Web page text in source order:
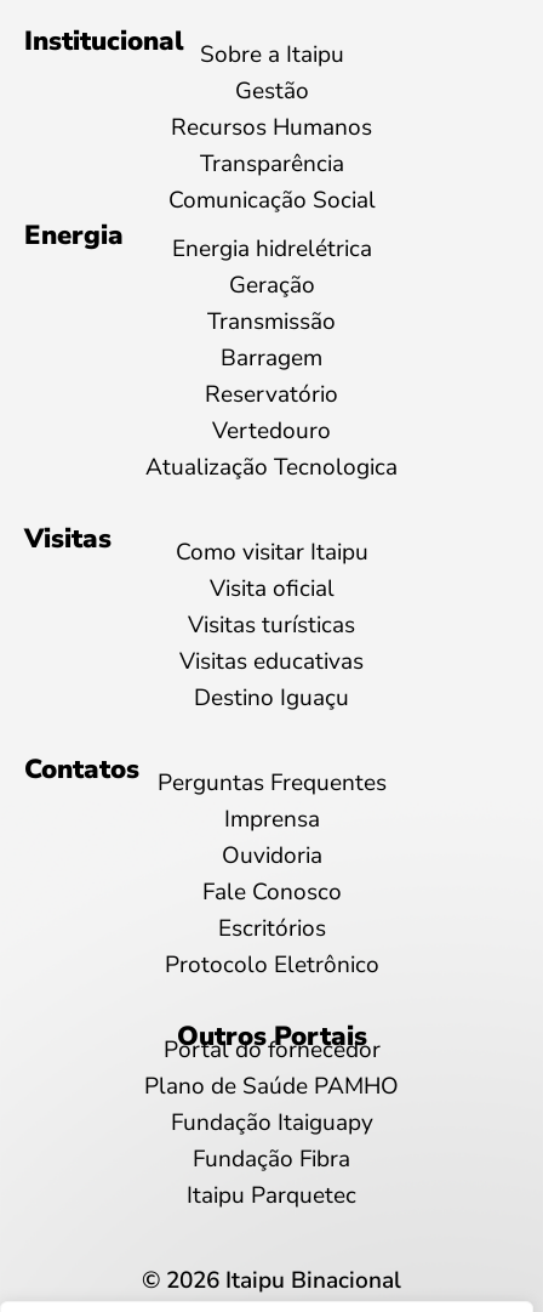
Institucional Sobre a Itaipu
Gestão
Recursos Humanos
Transparência
Comunicação Social
Energia
Energia hidrelétrica
Geração
Transmissão
Barragem
Reservatório
Vertedouro
Atualização Tecnologica
Visitas
Como visitar Itaipu
Visita oficial
Visitas turísticas
Visitas educativas
Destino Iguaçu
Contatos
Perguntas Frequentes
Imprensa
Ouvidoria
Fale Conosco
Escritórios
Protocolo Eletrônico
Outros Portais
Portal do fornecedor
Plano de Saúde PAMHO
Fundação Itaiguapy
Fundação Fibra
Itaipu Parquetec
© 2026 Itaipu Binacional